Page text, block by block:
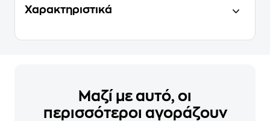
Χαρακτηριστικά
Μαζί με αυτό, οι
περισσότεροι αγοράζουν